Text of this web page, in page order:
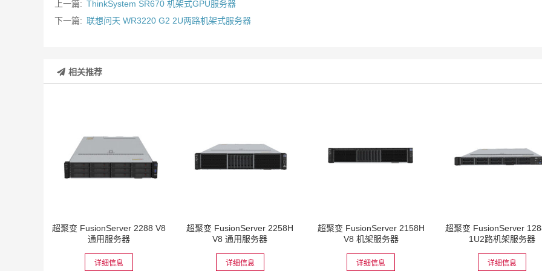
上一篇: ThinkSystem SR670 机架式GPU服务器
下一篇: 联想问天 WR3220 G2 2U两路机架式服务器
相关推荐
超聚变 FusionServer 2288 V8
通用服务器
详细信息
超聚变 FusionServer 2258H
V8 通用服务器
详细信息
超聚变 FusionServer 2158H
V8 机架服务器
详细信息
超聚变 FusionServer
1U2路机架服务器
详细信息